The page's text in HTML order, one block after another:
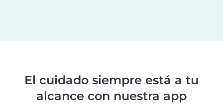
El cuidado siempre está a tu
alcance con nuestra app